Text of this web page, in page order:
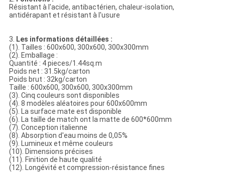
Résistant à l'acide, antibactérien, chaleur-isolation,
antidérapant et résistant à l'usure
3. Les informations détaillées :
(1). Tailles : 600x600, 300x600, 300x300mm
(2). Emballage :
Quantité : 4 pieces/1.44sq.m
Poids net : 31.5kg/carton
Poids brut : 32kg/carton
Taille : 600x600, 300x600, 300x300mm
(3). Cinq couleurs sont disponibles
(4). 8 modèles aléatoires pour 600x600mm
(5). La surface mate est disponible
(6). La taille de match ont la matte de 600*600mm
(7). Conception italienne
(8). Absorption d'eau moins de 0,05%
(9). Lumineux et même couleurs
(10). Dimensions précises
(11). Finition de haute qualité
(12). Longévité et compression-résistance fines